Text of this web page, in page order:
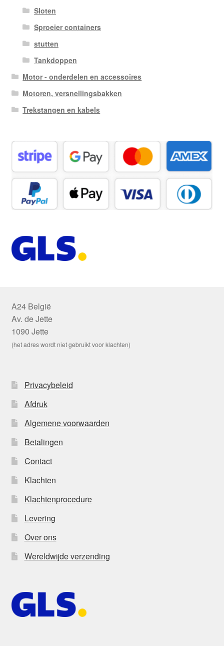
Sloten
Sproeier containers
stutten
Tankdoppen
Motor - onderdelen en accessoires
Motoren, versnellingsbakken
Trekstangen en kabels
A24 België
Av. de Jette
1090 Jette
(het adres wordt niet gebruikt voor klachten)
Privacybeleid
Afdruk
Algemene voorwaarden
Betalingen
Contact
Klachten
Klachtenprocedure
Levering
Over ons
Wereldwijde verzending